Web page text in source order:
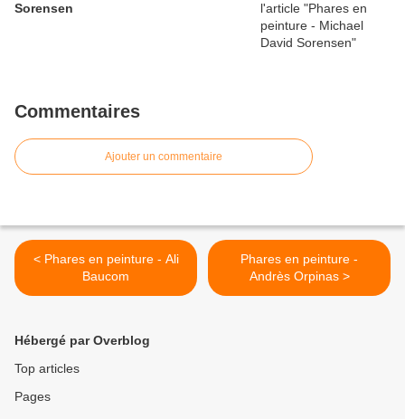
Sorensen
Commentaires
Ajouter un commentaire
< Phares en peinture - Ali
Baucom
Phares en peinture -
Andrès Orpinas >
Hébergé par Overblog
Top articles
Pages